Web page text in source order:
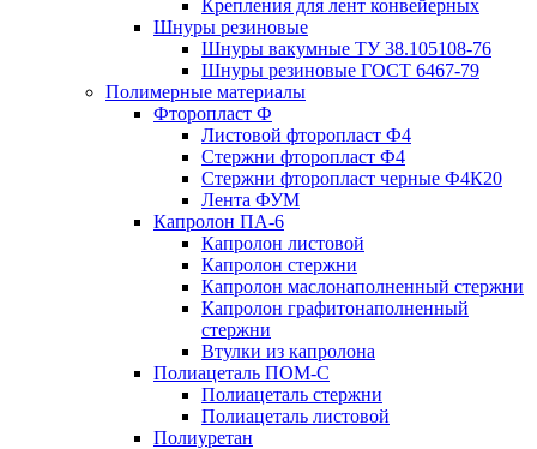
Крепления для лент конвейерных
Шнуры резиновые
Шнуры вакумные ТУ 38.105108-76
Шнуры резиновые ГОСТ 6467-79
Полимерные материалы
Фторопласт Ф
Листовой фторопласт Ф4
Стержни фторопласт Ф4
Стержни фторопласт черные Ф4К20
Лента ФУМ
Капролон ПА-6
Капролон листовой
Капролон стержни
Капролон маслонаполненный стержни
Капролон графитонаполненный
стержни
Втулки из капролона
Полиацеталь ПОМ-С
Полиацеталь стержни
Полиацеталь листовой
Полиуретан